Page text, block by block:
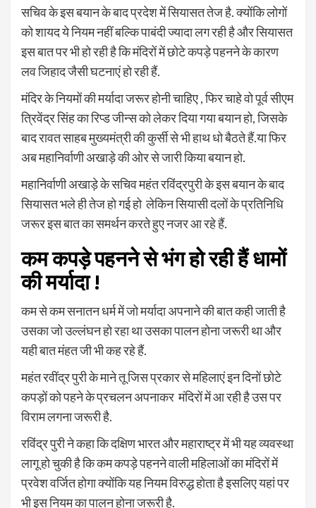
सचिव के इस बयान के बाद प्रदेश में सियासत तेज है. क्योंकि लोगों
को शायद ये नियम नहीं बल्कि पाबंदी ज्यादा लग रही है और सियासत
इस बात पर भी हो रही है कि मंदिरों में छोटे कपड़े पहनने के कारण
लव जिहाद जैसी घटनाएं हो रही हैं.
मंदिर के नियमों की मर्यादा जरूर होनी चाहिए , फिर चाहे वो पूर्व सीएम
त्रिवेंद्र सिंह का रिप्ड जीन्स को लेकर दिया गया बयान हो, जिसके
बाद रावत साहब मुख्यमंत्री की कुर्सी से भी हाथ धो बैठते हैं.या फिर
अब महानिर्वाणी अखाड़े की ओर से जारी किया बयान हो.
महानिर्वाणी अखाड़े के सचिव महंत रविंद्रपुरी के इस बयान के बाद
सियासत भले ही तेज हो गई हो लेकिन सियासी दलों के प्रतिनिधि
जरूर इस बात का समर्थन करते हुए नजर आ रहे हैं.
कम कपड़े पहनने से भंग हो रही हैं धामों
की मर्यादा !
कम से कम सनातन धर्म में जो मर्यादा अपनाने की बात कही जाती है
उसका जो उल्लंघन हो रहा था उसका पालन होना जरूरी था और
यही बात मंहत जी भी कह रहे हैं.
महंत रवींद्र पुरी के माने तू जिस प्रकार से महिलाएं इन दिनों छोटे
कपड़ों को पहने के प्रचलन अपनाकर मंदिरों में आ रही है उस पर
विराम लगना जरूरी है.
रविंद्र पुरी ने कहा कि दक्षिण भारत और महाराष्ट्र में भी यह व्यवस्था
लागू हो चुकी है कि कम कपड़े पहनने वाली महिलाओं का मंदिरों में
प्रवेश वर्जित होगा क्योंकि यह नियम विरुद्ध होता है इसलिए यहां पर
भी इस नियम का पालन होना जरूरी है.